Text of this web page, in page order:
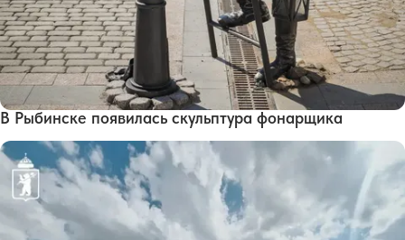
В Рыбинске появилась скульптура фонарщика